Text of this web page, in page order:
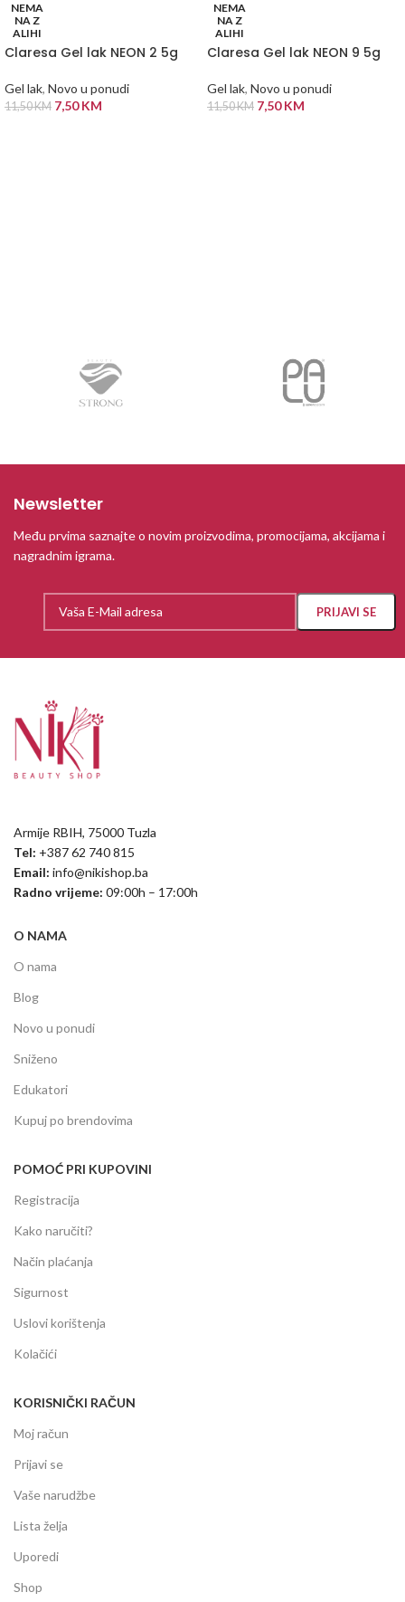
NEMA
NA Z
ALIHI
Claresa Gel lak NEON 2 5g
Gel lak, Novo u ponudi
11,50KM 7,50KM
NEMA
NA Z
ALIHI
Claresa Gel lak NEON 9 5g
Gel lak, Novo u ponudi
11,50KM 7,50KM
Newsletter
Među prvima saznajte o novim proizvodima, promocijama, akcijama i
nagradnim igrama.
Armije RBIH, 75000 Tuzla
Tel: +387 62 740 815
Email: info@nikishop.ba
Radno vrijeme: 09:00h – 17:00h
O NAMA
O nama
Blog
Novo u ponudi
Sniženo
Edukatori
Kupuj po brendovima
POMOĆ PRI KUPOVINI
Registracija
Kako naručiti?
Način plaćanja
Sigurnost
Uslovi korištenja
Kolačići
KORISNIČKI RAČUN
Moj račun
Prijavi se
Vaše narudžbe
Lista želja
Uporedi
Shop